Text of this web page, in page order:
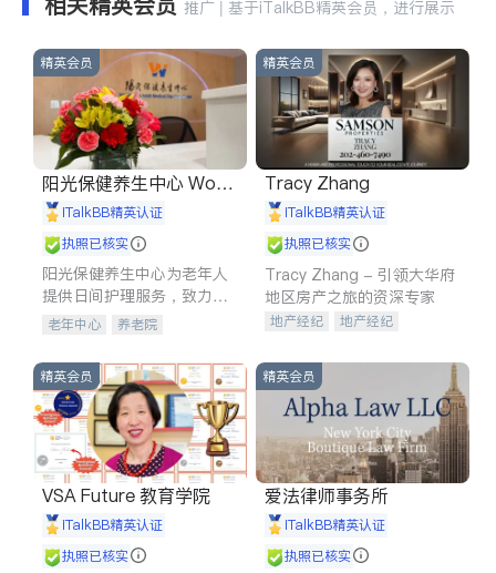
推广 | 基于iTalkBB精英会员，进行展示
精英会员
阳光保健养生中心 World
shine
iTalkBB精英认证
执照已核实
阳光保健养生中心为老年人
提供日间护理服务，致力于
通过持续的护理创新来有效
老年中心 养老院
精英会员
Tracy Zhang
iTalkBB精英认证
执照已核实
Tracy Zhang - 引领大华府
地区房产之旅的资深专家
地产经纪
地产经纪
商铺租售
精英会员
VSA Future 教育学院
iTalkBB精英认证
执照已核实
精英会员
爱法律师事务所
iTalkBB精英认证
执照已核实